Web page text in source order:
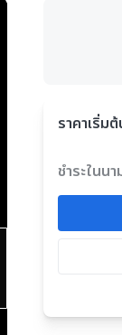
ราคาเริ่ม
ชำระในน